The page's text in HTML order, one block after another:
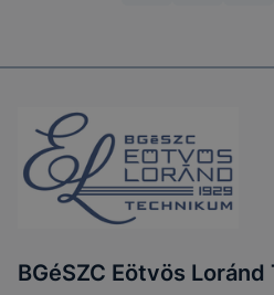
BGéSZC Eötvös Loránd